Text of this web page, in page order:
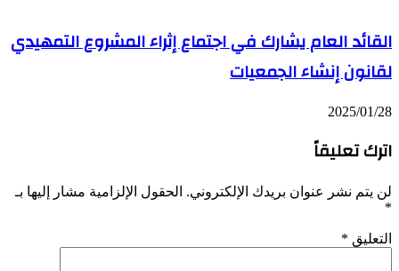
القائد العام يشارك في اجتماع إثراء المشروع التمهيدي
لقانون إنشاء الجمعيات
2025/01/28
اترك تعليقاً
لن يتم نشر عنوان بريدك الإلكتروني. الحقول الإلزامية مشار إليها بـ
*
التعليق *